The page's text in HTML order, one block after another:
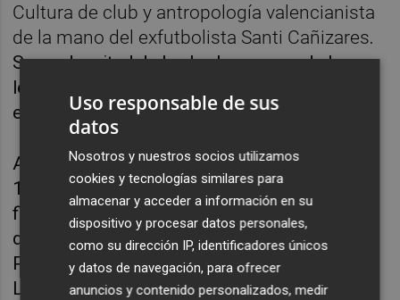
Cultura de club y antropología valencianista
de la mano del exfutbolista Santi Cañizares.
Segunda mitad de la charla con una de las
leyendas valencianistas con mayor impacto
en las últimas tres décadas.
Arrancamos con aquella histórica temporada
1999-2000 en la que el Valencia llegó a la
final de la Champions y revivimos el dolor de
dos finales perdidas que todavía duelen.
Pasamos a la llegada de Benítez, las dos
Ligas y la UEFA conquistadas, aquel
Uso responsable de sus
datos
Nosotros y nuestros socios utilizamos
cookies y tecnologías similares para
almacenar y acceder a información en su
dispositivo y procesar datos personales,
como su dirección IP, identificadores únicos
y datos de navegación, para ofrecer
anuncios y contenido personalizados, medir